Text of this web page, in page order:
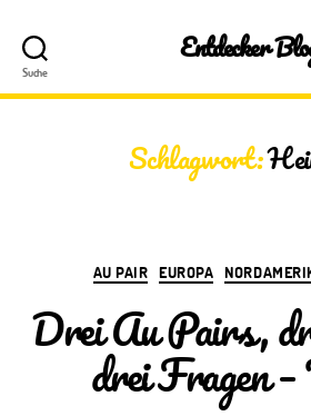
Suche
Entdecker
Schlagwort:
AU PAIR EUROPA
Drei Au Pairs,
drei Fragen